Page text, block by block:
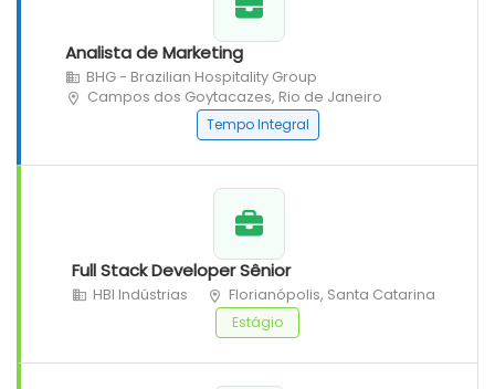
Analista de Marketing
BHG - Brazilian Hospitality Group
Campos dos Goytacazes, Rio de Janeiro
Tempo Integral
Full Stack Developer Sênior
HBI Indústrias Florianópolis, Santa Catarina
Estágio